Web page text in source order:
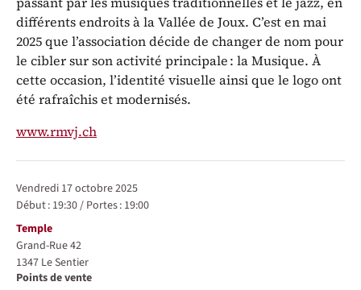
différents endroits à la Vallée de Joux. C’est en mai
2025 que l’association décide de changer de nom pour
le cibler sur son activité principale : la Musique. À
cette occasion, l’identité visuelle ainsi que le logo ont
été rafraîchis et modernisés.
www.rmvj.ch
vendredi 17 octobre 2025
Début : 19:30/ Portes : 19:00
Lieu
Temple
Grand-Rue 42
1347 Le Sentier
Points de vente